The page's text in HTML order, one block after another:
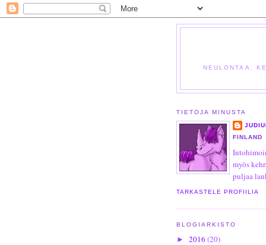
NEULONTAA,
TIETOJA MINUSTA
FINLAND
myös
puljaa
TARKASTELE PROFIILIA
BLOGIARKISTO
► 2016 (20)